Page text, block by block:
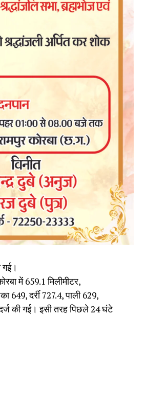
में 659.1 मिलीमीटर,
649, दर्री 727.4, पाली 629,
दर्ज की गई। इसी तरह पिछले 24 घंटे